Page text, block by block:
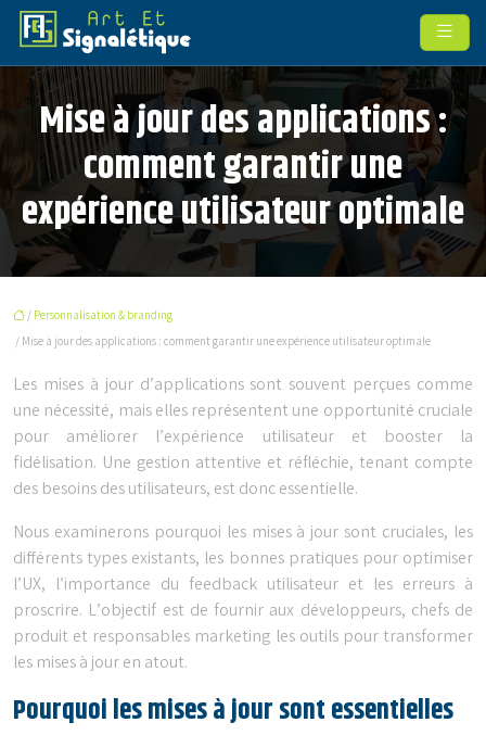
Mise à jour des applications :
comment garantir une
expérience utilisateur optimale
/Personnalisation & branding
/ Mise à jour des applications : comment garantir une expérience utilisateur optimale
Les mises à jour d’applications sont souvent perçues comme
une nécessité, mais elles représentent une opportunité cruciale
pour améliorer l’expérience utilisateur et booster la
fidélisation. Une gestion attentive et réfléchie, tenant compte
des besoins des utilisateurs, est donc essentielle.
Nous examinerons pourquoi les mises à jour sont cruciales, les
différents types existants, les bonnes pratiques pour optimiser
l’UX, l’importance du feedback utilisateur et les erreurs à
proscrire. L’objectif est de fournir aux développeurs, chefs de
produit et responsables marketing les outils pour transformer
les mises à jour en atout.
Pourquoi les mises à jour sont essentielles